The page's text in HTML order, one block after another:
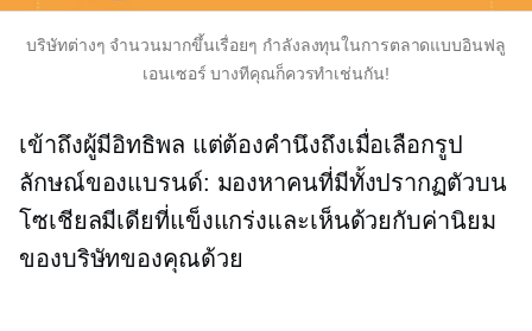
บริษัทต่างๆ จำนวนมากขึ้นเรื่อยๆ กำลังลงทุนในการตลาดแบบอินฟลู
เอนเซอร์ บางทีคุณก็ควรทำเช่นกัน!
เข้าถึงผู้มีอิทธิพล แต่ต้องคำนึงถึงเมื่อเลือกรูป
ลักษณ์ของแบรนด์: มองหาคนที่มีทั้งปรากฏตัวบน
โซเชียลมีเดียที่แข็งแกร่งและเห็นด้วยกับค่านิยม
ของบริษัทของคุณด้วย